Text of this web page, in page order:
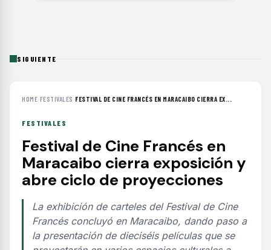
SIGUIENTE
HOME›FESTIVALES ›FESTIVAL DE CINE FRANCÉS EN MARACAIBO CIERRA EX...
FESTIVALES
Festival de Cine Francés en
Maracaibo cierra exposición y
abre ciclo de proyecciones
La exhibición de carteles del Festival de Cine
Francés concluyó en Maracaibo, dando paso a
la presentación de dieciséis películas que se